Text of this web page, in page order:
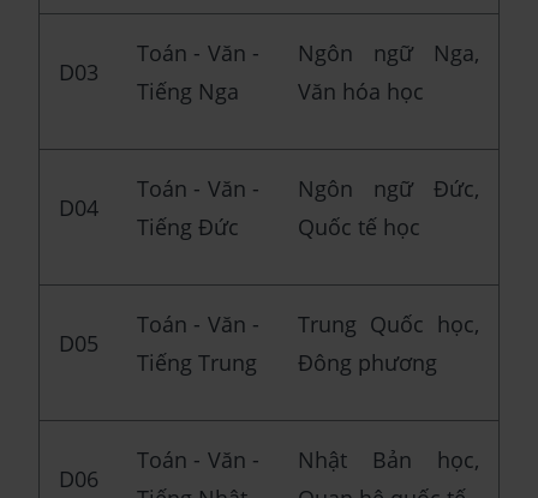
D03
Toán - Văn -
Tiếng Nga
Ngôn ngữ Nga,
Văn hóa học
D04
Toán - Văn -
Tiếng Đức
Ngôn ngữ Đức,
Quốc tế học
D05
Toán - Văn -
Tiếng Trung
Trung Quốc học,
Đông phương
D06
Toán - Văn -
Nhật Bản học,